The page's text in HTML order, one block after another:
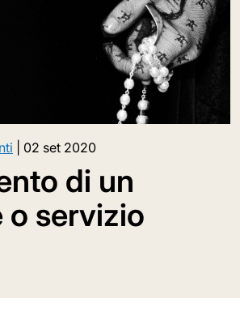
02 set 2020
di un
o servizio